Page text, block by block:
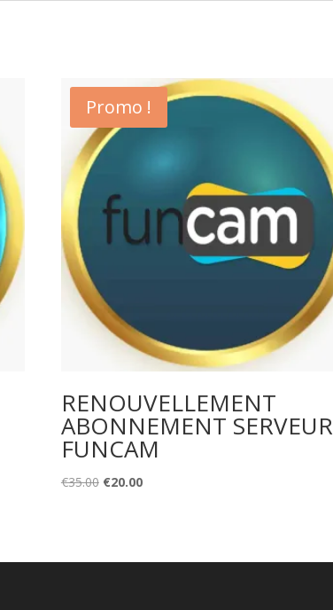
Promo !
RENOUVELLEMENT
ABONNEMENT SERVEUR
FUNCAM
€35.00 Original
€20.00Current